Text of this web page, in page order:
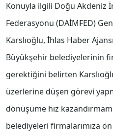
Konuyla ilgili Doğu Akdeniz
Federasyonu (DAİMFED)
Karslıoğlu, İhlas Haber
Büyükşehir belediyelerinin
gerektiğini belirten
üzerlerine düşen görevi
dönüşüme hız
belediyeleri firmalarımıza